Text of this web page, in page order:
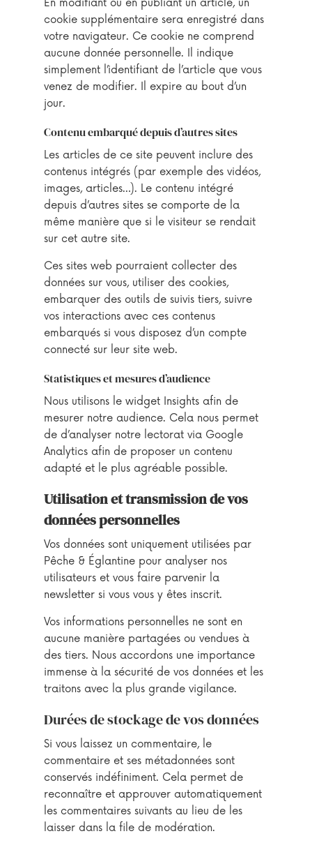
En modifiant ou en publiant un article, un
cookie supplémentaire sera enregistré dans
votre navigateur. Ce cookie ne comprend
aucune donnée personnelle. Il indique
simplement l’identifiant de l’article que vous
venez de modifier. Il expire au bout d’un
jour.
Contenu embarqué depuis d’autres sites
Les articles de ce site peuvent inclure des
contenus intégrés (par exemple des vidéos,
images, articles…). Le contenu intégré
depuis d’autres sites se comporte de la
même manière que si le visiteur se rendait
sur cet autre site.
Ces sites web pourraient collecter des
données sur vous, utiliser des cookies,
embarquer des outils de suivis tiers, suivre
vos interactions avec ces contenus
embarqués si vous disposez d’un compte
connecté sur leur site web.
Statistiques et mesures d’audience
Nous utilisons le widget Insights afin de
mesurer notre audience. Cela nous permet
de d’analyser notre lectorat via Google
Analytics afin de proposer un contenu
adapté et le plus agréable possible.
Utilisation et transmission de vos
données personnelles
Vos données sont uniquement utilisées par
Pêche & Églantine pour analyser nos
utilisateurs et vous faire parvenir la
newsletter si vous vous y êtes inscrit.
Vos informations personnelles ne sont en
aucune manière partagées ou vendues à
des tiers. Nous accordons une importance
immense à la sécurité de vos données et les
traitons avec la plus grande vigilance.
Durées de stockage de vos données
Si vous laissez un commentaire, le
commentaire et ses métadonnées sont
conservés indéfiniment. Cela permet de
reconnaître et approuver automatiquement
les commentaires suivants au lieu de les
laisser dans la file de modération.